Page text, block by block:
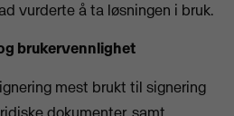
vurderte å ta løsningen i bruk.
brukervennlighet
mest brukt til signering